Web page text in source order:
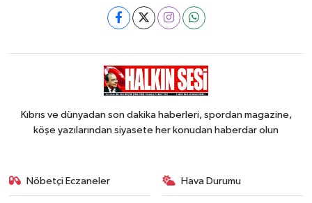
Kıbrıs ve dünyadan son dakika haberleri, spordan magazine,
köşe yazılarından siyasete her konudan haberdar olun
Nöbetçi Eczaneler Hava Durumu